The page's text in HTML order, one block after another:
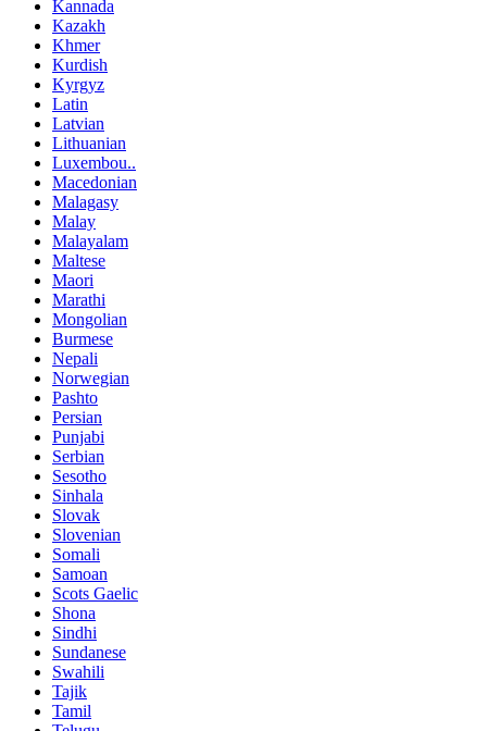
Kannada
Kazakh
Khmer
Kurdish
Kyrgyz
Latin
Latvian
Lithuanian
Luxembou..
Macedonian
Malagasy
Malay
Malayalam
Maltese
Maori
Marathi
Mongolian
Burmese
Nepali
Norwegian
Pashto
Persian
Punjabi
Serbian
Sesotho
Sinhala
Slovak
Slovenian
Somali
Samoan
Scots Gaelic
Shona
Sindhi
Sundanese
Swahili
Tajik
Tamil